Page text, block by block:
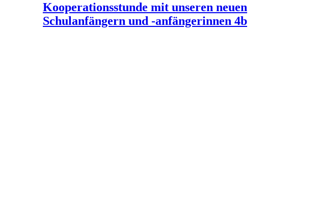
Kooperationsstunde mit unseren neuen
Schulanfängern und -anfängerinnen 4b